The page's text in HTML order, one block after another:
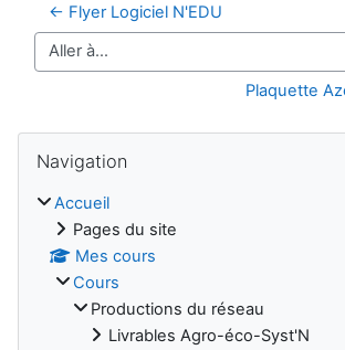
← Flyer Logiciel N'EDU
Aller à…
Plaquette
Blocs
Navigation
Accueil
Pages du site
Mes cours
Cours
Productions du réseau
Livrables Agro-éco-Syst'N